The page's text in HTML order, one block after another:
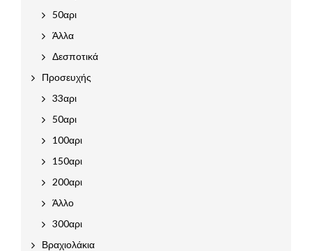
50αρι
Άλλα
Δεσποτικά
Προσευχής
33αρι
50αρι
100αρι
150αρι
200αρι
Άλλο
300αρι
Βραχιολάκια